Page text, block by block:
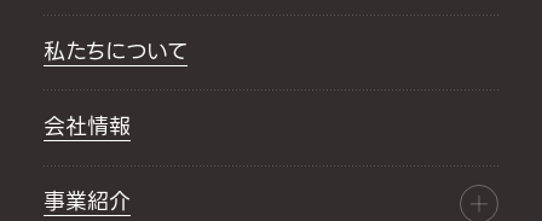
私たちについて
会社情報
事業紹介